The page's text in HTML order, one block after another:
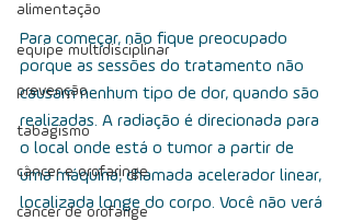
alimentação
equipe multidisciplinar
prevenção
tabagismo
câncer e orofaringe
câncer de orofarige
Para começar, não fique preocupado
porque as sessões do tratamento não
causam nenhum tipo de dor, quando são
realizadas. A radiação é direcionada para
o local onde está o tumor a partir de
uma máquina, chamada acelerador linear,
localizada longe do corpo. Você não verá